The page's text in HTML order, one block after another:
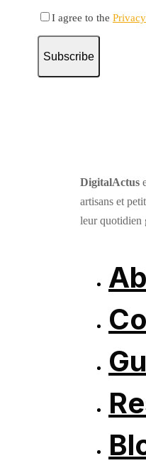
I agree to the
Subscribe
DigitalActus
artisans et
leur quotidien